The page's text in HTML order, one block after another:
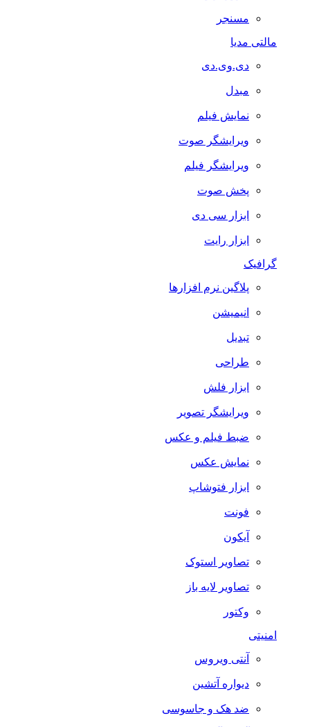
مسنجر
مالتی مدیا
دی.وی.دی
مبدل
نمایش فیلم
ویرایشگر صوت
ویرایشگر فیلم
پخش صوت
ابزار سی دی
ابزار رایت
گرافیک
پلاگین نرم افزارها
انیمیشن
تبدیل
طراحی
ابزار فلش
ویرایشگر تصویر
ضبط فيلم و عكس
نمایش عکس
ابزار فتوشاپ
فونت
آیکون
تصاویر استوک
تصاویر لایه باز
وکتور
امنیتی
آنتی ویروس
دیواره آتشین
ضد هک و جاسوسی